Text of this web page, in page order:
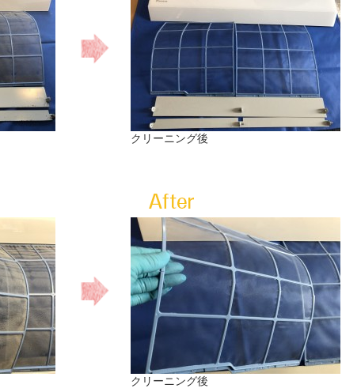
クリーニング後
クリーニング後